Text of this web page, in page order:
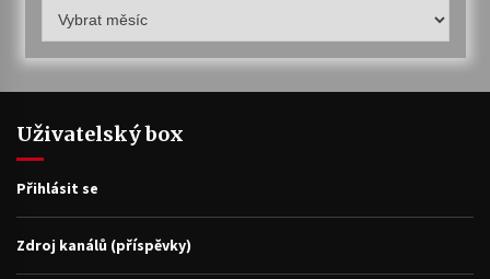
archiv
Uživatelský box
Přihlásit se
Zdroj kanálů (příspěvky)